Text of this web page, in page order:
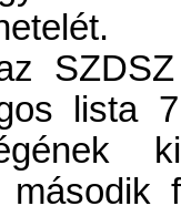
lista
második